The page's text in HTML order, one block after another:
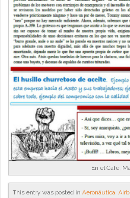
En el Café,
This entry was posted in Aeronáutica,